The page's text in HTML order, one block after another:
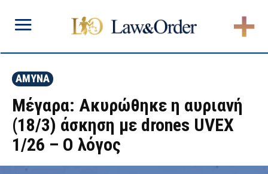
ΑΜΥΝΑ
Μέγαρα: Ακυρώθηκε η αυριανή
(18/3) άσκηση με drones UVEX
1/26 – Ο λόγος